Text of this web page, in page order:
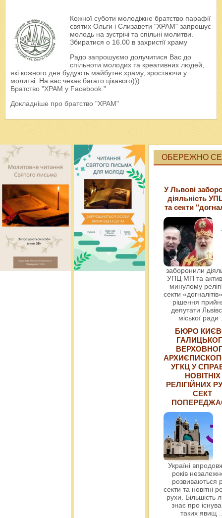
Кожної суботи молодіжне братство парафії
святих Ольги і Єлизавети "ХРАМ" запрошує
молодь на зустрічі та спільні молитви.
Збиратися о 16.00 в захристії храму
Радо запрошуємо долучитися Вас до
спільноти молодих та креативних людей,
які кожного дня будують майбутнє храму, зростаючи у
молитві. На вас чекає багато цікавого)))
Братство "ХРАМ у Facebook "
Докладніше про братство "ХРАМ"
ОБЕРЕЖНО
У Львові
діяльність
та секти
заборонили
УПЦ МП та
минулому
секти
рішення
депутати
міської ради
БЮРО
УГКЦ У
НОВІТНІХ
РЕЛІГІЙНИХ
СЕКТ
Україні
років
розвиваються
секти та новітні
рухи. Більшість
знає про
таких явищ